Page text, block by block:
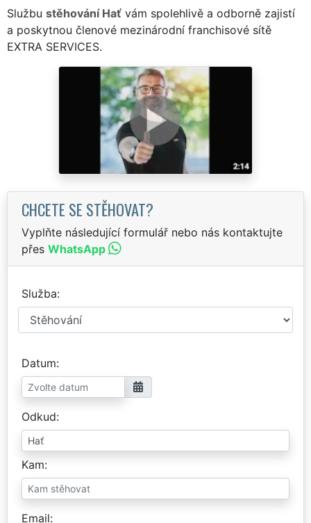
Službu stěhování Hať vám spolehlivě a odborně zajistí
a poskytnou členové mezinárodní franchisové sítě
EXTRA SERVICES.
CHCETE SE STĚHOVAT?
Vyplňte následující formulář nebo nás kontaktujte
přes WhatsApp
Služba
Datum
Odkud
Kam
Email